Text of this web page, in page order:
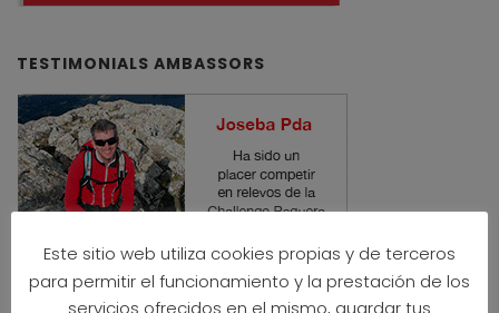
TESTIMONIALS AMBASSORS
Este sitio web utiliza cookies propias y de terceros
para permitir el funcionamiento y la prestación de los
servicios ofrecidos en el mismo, guardar tus